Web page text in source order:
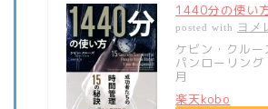
1440分の使い
posted with ヨメ
ケビン・クル
パンローリン
月
楽天kobo
シー